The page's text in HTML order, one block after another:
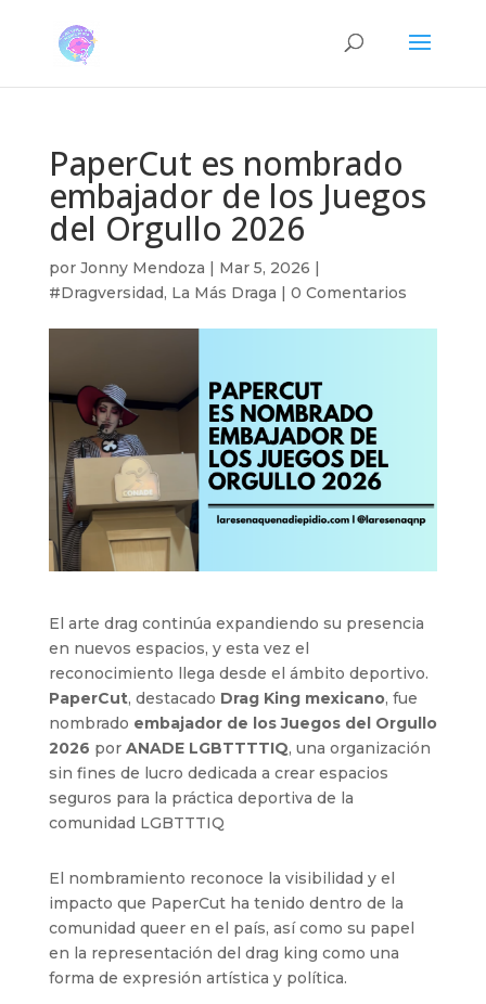
PaperCut es nombrado
embajador de los Juegos
del Orgullo 2026
por Jonny Mendoza | Mar 5, 2026 |
#Dragversidad, La Más Draga | 0 Comentarios
El arte drag continúa expandiendo su presencia
en nuevos espacios, y esta vez el
reconocimiento llega desde el ámbito deportivo.
PaperCut, destacado Drag King mexicano, fue
nombrado embajador de los Juegos del Orgullo
2026 por ANADE LGBTTTTIQ, una organización
sin fines de lucro dedicada a crear espacios
seguros para la práctica deportiva de la
comunidad LGBTTTIQ
El nombramiento reconoce la visibilidad y el
impacto que PaperCut ha tenido dentro de la
comunidad queer en el país, así como su papel
en la representación del drag king como una
forma de expresión artística y política.